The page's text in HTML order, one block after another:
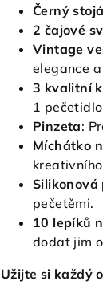
Černý
2 čajové
Vintage
elegance
3 kvalitní
1
Pinzeta:
Míchátko
Silikonová
pečetěmi.
10 lepíků
dodat jim
Užijte si každý